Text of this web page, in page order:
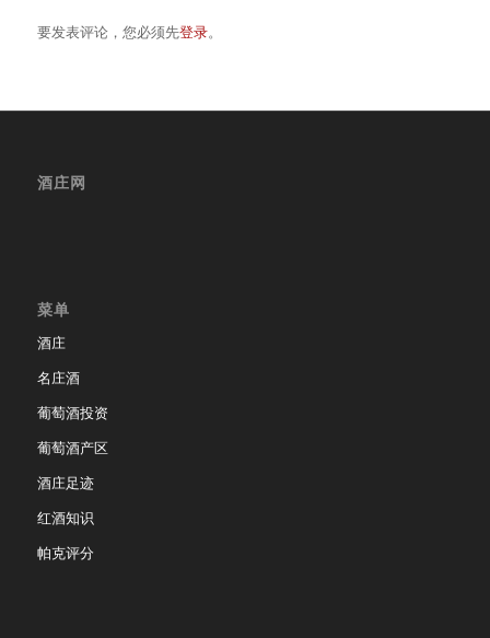
要发表评论，您必须先登录。
酒庄网
菜单
酒庄
名庄酒
葡萄酒投资
葡萄酒产区
酒庄足迹
红酒知识
帕克评分